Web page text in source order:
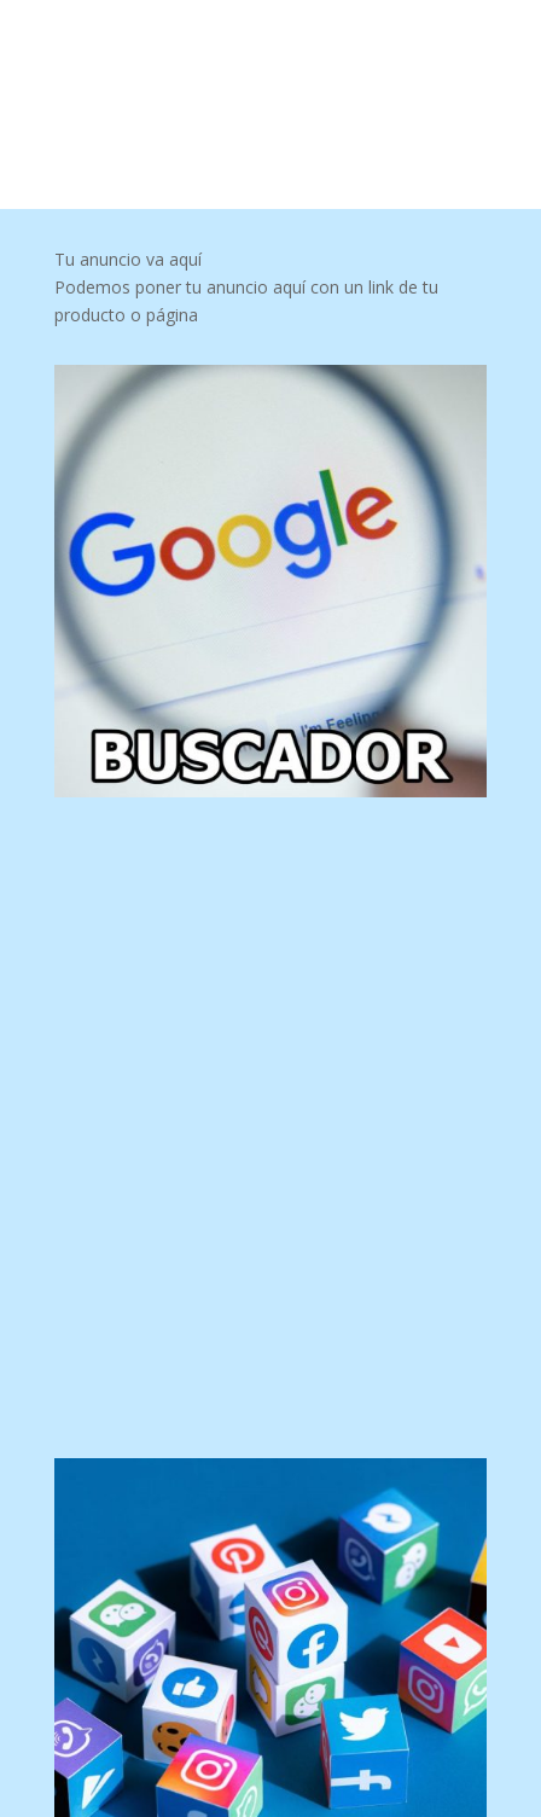
Tu anuncio va aquí
Podemos poner tu anuncio aquí con un link de tu
producto o página